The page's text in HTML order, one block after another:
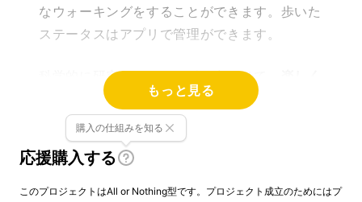
なウォーキングをすることができます。歩いた
ステータスはアプリで管理ができます。
科学的に研究されたテンポに合わせて、
効果的なウォーキング をしてみませんか？
もっと見る
応援購入する
購入の仕組みを知る
このプロジェクトはAll or Nothing型です。プロジェクト成立のためにはプ